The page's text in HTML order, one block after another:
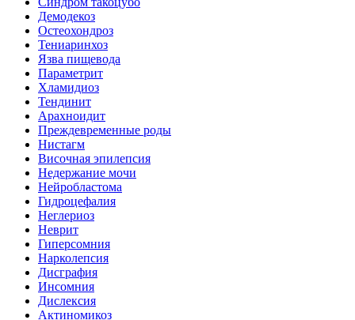
Демодекоз
Остеохондроз
Тениаринхоз
Язва пищевода
Параметрит
Хламидиоз
Тендинит
Арахноидит
Преждевременные роды
Нистагм
Височная эпилепсия
Недержание мочи
Нейробластома
Гидроцефалия
Неглериоз
Неврит
Гиперсомния
Нарколепсия
Дисграфия
Инсомния
Дислексия
Актиномикоз